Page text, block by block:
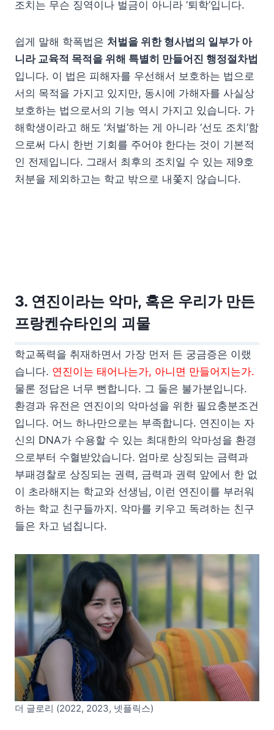
조치는 무슨 징역이나 벌금이 아니라 ‘퇴학’입니다.
쉽게 말해 학폭법은 처벌을 위한 형사법의 일부가 아
니라 교육적 목적을 위해 특별히 만들어진 행정절차법
입니다. 이 법은 피해자를 우선해서 보호하는 법으로
서의 목적을 가지고 있지만, 동시에 가해자를 사실상
보호하는 법으로서의 기능 역시 가지고 있습니다. 가
해학생이라고 해도 ‘처벌’하는 게 아니라 ‘선도 조치’함
으로써 다시 한번 기회를 주어야 한다는 것이 기본적
인 전제입니다. 그래서 최후의 조치일 수 있는 제9호
처분을 제외하고는 학교 밖으로 내쫓지 않습니다.
3. 연진이라는 악마, 혹은 우리가 만든
프랑켄슈타인의 괴물
학교폭력을 취재하면서 가장 먼저 든 궁금증은 이랬
습니다. 연진이는 태어나는가, 아니면 만들어지는가.
물론 정답은 너무 뻔합니다. 그 둘은 불가분입니다.
환경과 유전은 연진이의 악마성을 위한 필요충분조건
입니다. 어느 하나만으로는 부족합니다. 연진이는 자
신의 DNA가 수용할 수 있는 최대한의 악마성을 환경
으로부터 수혈받았습니다. 엄마로 상징되는 금력과
부패경찰로 상징되는 권력, 금력과 권력 앞에서 한 없
이 초라해지는 학교와 선생님, 이런 연진이를 부러워
하는 학교 친구들까지. 악마를 키우고 독려하는 친구
들은 차고 넘칩니다.
더 글로리 (2022, 2023, 넷플릭스)